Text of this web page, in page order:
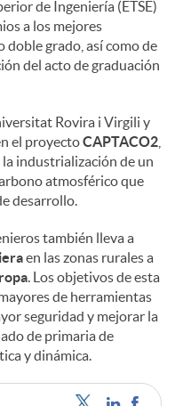
de Ingeniería (ETSE)
a los mejores
doble grado, así como de
del acto de graduación
Rovira i Virgili y
el proyectoCAPTACO2
industrialización de un
atmosférico que
desarrollo.
también lleva a
en las zonas rurales a
. Los objetivos de esta
de herramientas
seguridad y mejorar la
de primaria de
y dinámica.